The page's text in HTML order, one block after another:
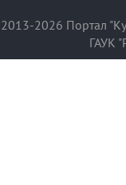
2026 Портал
ГАУК